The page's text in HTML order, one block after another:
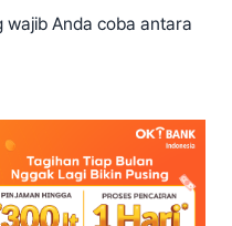
Anda coba antara